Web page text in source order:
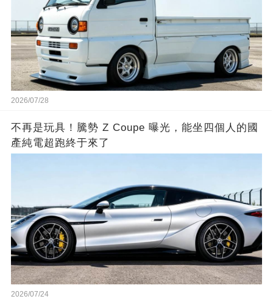
2026/07/28
不再是玩具！騰勢 Z Coupe 曝光，能坐四個人的國
產純電超跑終于來了
2026/07/24